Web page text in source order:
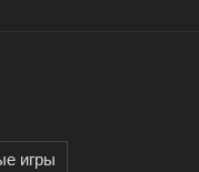
игры